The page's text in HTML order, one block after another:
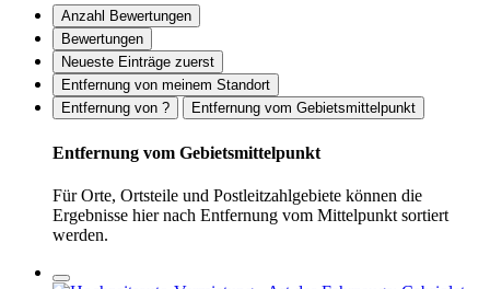
Anzahl Bewertungen
Bewertungen
Neueste Einträge zuerst
Entfernung von meinem Standort
Entfernung von ?
Entfernung vom Gebietsmittelpunkt
Entfernung vom Gebietsmittelpunkt
Für Orte, Ortsteile und Postleitzahlgebiete können die
Ergebnisse hier nach Entfernung vom Mittelpunkt sortiert
werden.